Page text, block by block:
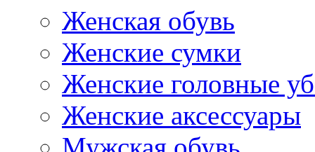
Женская обувь
Женские сумки
Женские головные
Женские аксессуары